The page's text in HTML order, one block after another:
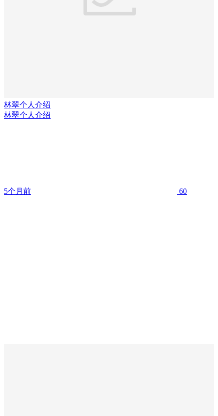
林翠个人介绍
林翠个人介绍
5个月前 60